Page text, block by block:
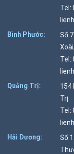
Tel:
Bình Phước:
Số
Tel:
Quảng Trị:
154
Trị
Tel:
Hải Dương:
Số